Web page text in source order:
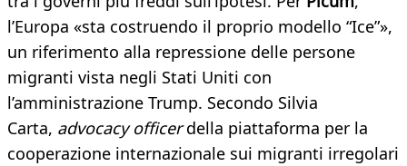
l’Europa «sta costruendo il proprio modello “Ice”»,
un riferimento alla repressione delle persone
migranti vista negli Stati Uniti con
l’amministrazione Trump. Secondo Silvia
Carta, advocacy officerdella piattaforma per la
cooperazione internazionale sui migranti irregolari